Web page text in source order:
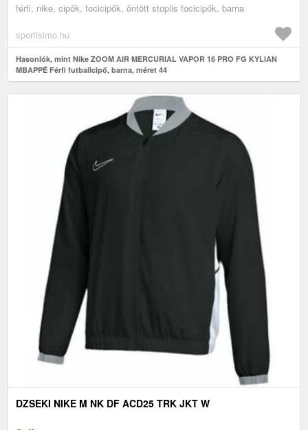
férfi, nike, cipők, focicipők, öntött stoplis focicipők, barna
sportisimo.hu
Hasonlók, mint Nike ZOOM AIR MERCURIAL VAPOR 16 PRO FG KYLIAN
MBAPPÉ Férfi futballcipő, barna, méret 44
DZSEKI NIKE M NK DF ACD25 TRK JKT W